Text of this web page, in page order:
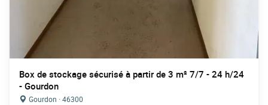
Box de stockage sécurisé à partir de 3 m² 7/7 - 24 h/24
- Gourdon
Gourdon · 46300